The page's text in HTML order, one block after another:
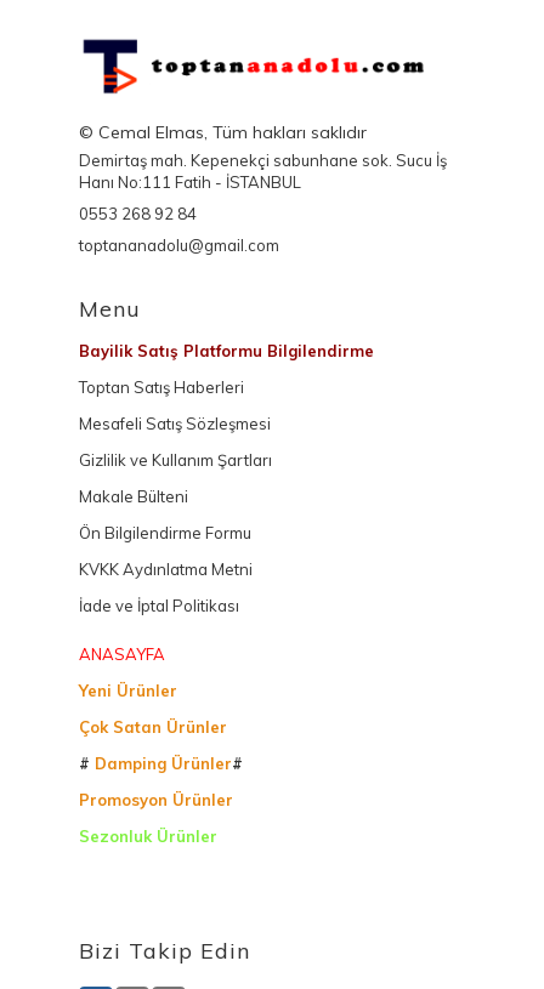
© Cemal Elmas, Tüm hakları saklıdır
Demirtaş mah. Kepenekçi sabunhane sok. Sucu İş
Hanı No:111 Fatih - İSTANBUL
0553 268 92 84
toptananadolu@gmail.com
Menu
Bayilik Satış Platformu Bilgilendirme
Toptan Satış Haberleri
Mesafeli Satış Sözleşmesi
Gizlilik ve Kullanım Şartları
Makale Bülteni
Ön Bilgilendirme Formu
KVKK Aydınlatma Metni
İade ve İptal Politikası
ANASAYFA
Yeni Ürünler
Çok Satan Ürünler
# Damping Ürünler#
Promosyon Ürünler
Sezonluk Ürünler
Bizi Takip Edin